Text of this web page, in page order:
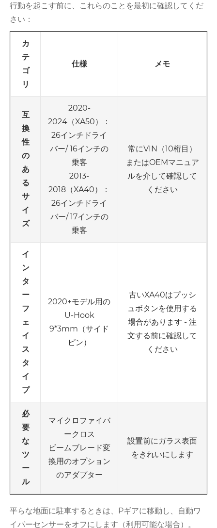
行動を起こす前に、これらのことを最初に確認してくだ
さい：
カ
テ
ゴ
リ
仕様 メモ
互
換
性
の
あ
る
サ
イ
ズ
2020-
2024（XA50）：
26インチドライ
バー/ 16インチの
乗客
2013-
2018（XA40）：
26インチドライ
バー/ 17インチの
乗客
常にVIN（10桁目）
またはOEMマニュア
ルを介して確認して
ください
イ
ン
タ
ー
フ
ェ
イ
ス
タ
イ
プ
2020+モデル用の
U-Hook
9*3mm（サイド
ピン）
古いXA40はプッシ
ュボタンを使用する
場合があります - 注
文する前に確認して
ください
必
要
な
ツ
ー
ル
マイクロファイバ
ークロス
ビームブレード変
換用のオプション
のアダプター
設置前にガラス表面
をきれいにします
平らな地面に駐車するときは、Pギアに移動し、自動ワ
イパーセンサーをオフにします（利用可能な場合）。